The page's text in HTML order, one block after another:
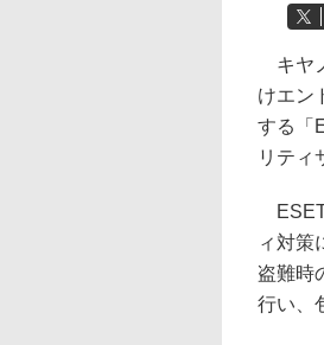
キヤ
けエン
する「
リティ
ESET
ィ対策
盗難時
行い、